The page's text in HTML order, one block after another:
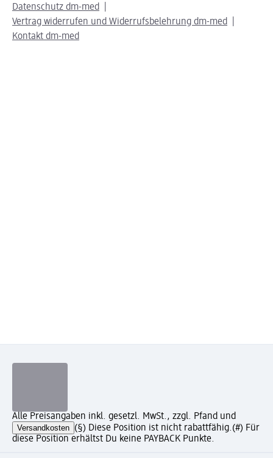
Datenschutz dm-med
Vertrag widerrufen und Widerrufsbelehrung dm-med
Kontakt dm-med
Alle Preisangaben inkl. gesetzl. MwSt., zzgl. Pfand und
Versandkosten (§) Diese Position ist nicht rabattfähig.(#) Für
diese Position erhältst Du keine PAYBACK Punkte.